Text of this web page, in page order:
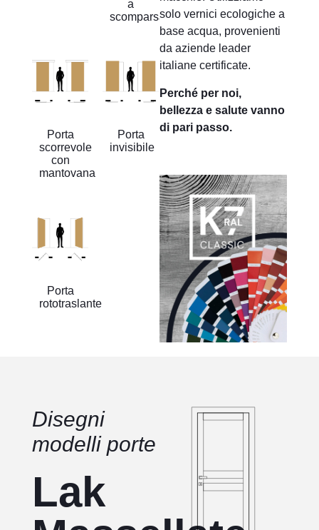
a
scomparsa
Porta
scorrevole
con
mantovana
Porta
invisibile
Porta
rototraslante
solo vernici ecologiche a
base acqua, provenienti
da aziende leader
italiane certificate.
Perché per noi,
bellezza e salute vanno
di pari passo.
Disegni
modelli porte
Lak